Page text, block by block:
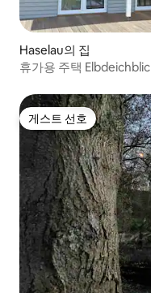
Haselau의 집
휴가용 주택
게스트 선호
게스트 선호